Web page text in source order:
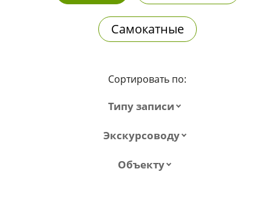
Самокатные
Сортировать по:
Типу записи
Экскурсоводу
Объекту